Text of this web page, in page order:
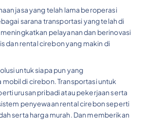
jasa yang telah lama beroperasi
sarana transportasi yang telah di
pelayanan dan berinovasi
dan rental cirebon yang makin di
untuk siapa pun yang
di cirebon. Transportasi untuk
urusan pribadi atau pekerjaan serta
penyewaan rental cirebon seperti
serta harga murah. Dan memberikan